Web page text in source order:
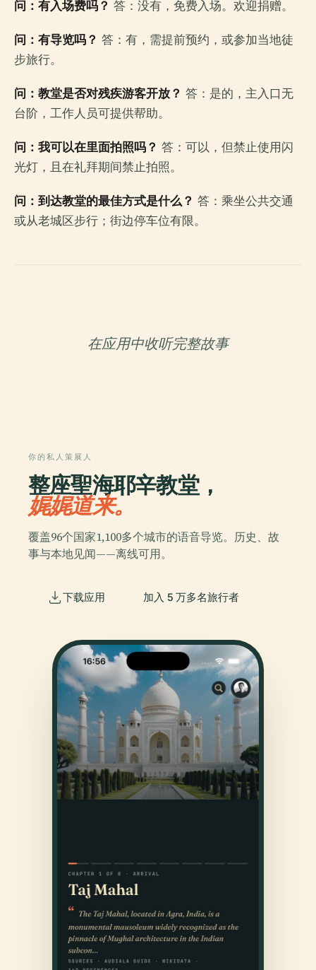
问：有入场费吗？ 答：没有，免费入场。欢迎捐赠。
问：有导览吗？ 答：有，需提前预约，或参加当地徒
步旅行。
问：教堂是否对残疾游客开放？ 答：是的，主入口无
台阶，工作人员可提供帮助。
问：我可以在里面拍照吗？ 答：可以，但禁止使用闪
光灯，且在礼拜期间禁止拍照。
问：到达教堂的最佳方式是什么？ 答：乘坐公共交通
或从老城区步行；街边停车位有限。
在应用中收听完整故事
你的私人策展人
整座聖海耶辛教堂，
娓娓道来。
覆盖96个国家1,100多个城市的语音导览。历史、故
事与本地见闻——离线可用。
下载应用 加入 5 万多名旅行者